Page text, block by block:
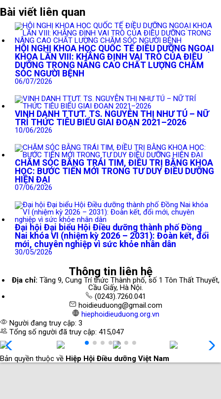
Bài viết liên quan
HỘI NGHỊ KHOA HỌC QUỐC TẾ ĐIỀU DƯỠNG NGOẠI
KHOA LẦN VIII: KHẲNG ĐỊNH VAI TRÒ CỦA ĐIỀU
DƯỠNG TRONG NÂNG CAO CHẤT LƯỢNG CHĂM
SÓC NGƯỜI BỆNH
06/07/2026
VINH DANH TTƯT. TS. NGUYỄN THỊ NHƯ TÚ – NỮ
TRÍ THỨC TIÊU BIỂU GIAI ĐOẠN 2021–2026
10/06/2026
CHĂM SÓC BẰNG TRÁI TIM, ĐIỀU TRỊ BẰNG KHOA
HỌC: BƯỚC TIẾN MỚI TRONG TƯ DUY ĐIỀU DƯỠNG
HIỆN ĐẠI
07/06/2026
Đại hội Đại biểu Hội Điều dưỡng thành phố Đồng
Nai khóa VI (nhiệm kỳ 2026 – 2031): Đoàn kết, đổi
mới, chuyên nghiệp vì sức khỏe nhân dân
30/05/2026
Thông tin liên hệ
Địa chỉ: Tầng 9, Cung Trí thức Thành phố, số 1 Tôn Thất Thuyết,
Cầu Giấy, Hà Nội.
(0243).7260.041
hoidieuduong@gmail.com
hiephoidieuduong.org.vn
Người đang truy cập: 3
Tổng số người đã truy cập: 415,047
Bản quyền thuộc về Hiệp Hội Điều dưỡng Việt Nam